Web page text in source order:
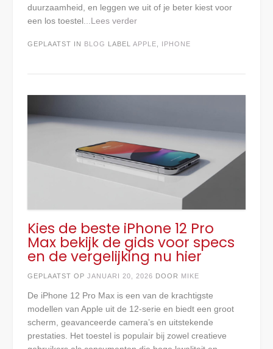
duurzaamheid, en leggen we uit of je beter kiest voor
een los toestel...Lees verder
GEPLAATST IN BLOG LABEL APPLE IPHONE
Kies de beste iPhone 12 Pro
Max bekijk de gids voor specs
en de vergelijking nu hier
GEPLAATST OP JANUARI 20, 2026 DOOR MIKE
De iPhone 12 Pro Max is een van de krachtigste
modellen van Apple uit de 12‑serie en biedt een groot
scherm, geavanceerde camera’s en uitstekende
prestaties. Het toestel is populair bij zowel creatieve